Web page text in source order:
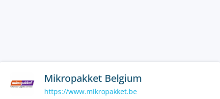
Mikropakket Belgium
https://www.mikropakket.be